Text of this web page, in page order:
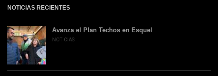
NOTICIAS RECIENTES
Avanza el Plan Techos en Esquel
NOTICIAS